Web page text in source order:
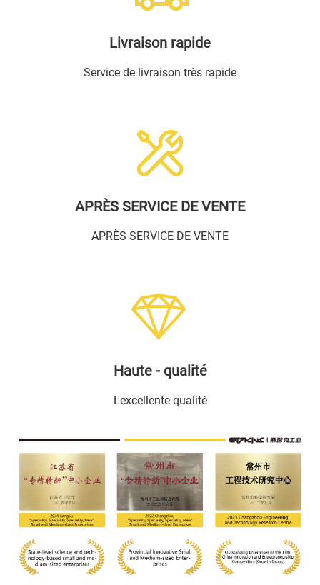
Livraison rapide
Service de livraison très rapide
APRÈS SERVICE DE VENTE
APRÈS SERVICE DE VENTE
Haute - qualité
L'excellente qualité